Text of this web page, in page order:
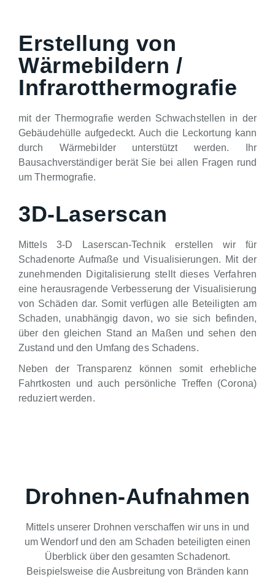
Erstellung von
Wärmebildern /
Infrarotthermografie
mit der Thermografie werden Schwachstellen in der
Gebäudehülle aufgedeckt. Auch die Leckortung kann
durch Wärmebilder unterstützt werden. Ihr
Bausachverständiger berät Sie bei allen Fragen rund
um Thermografie.
3D-Laserscan
Mittels 3-D Laserscan-Technik erstellen wir für
Schadenorte Aufmaße und Visualisierungen. Mit der
zunehmenden Digitalisierung stellt dieses Verfahren
eine herausragende Verbesserung der Visualisierung
von Schäden dar. Somit verfügen alle Beteiligten am
Schaden, unabhängig davon, wo sie sich befinden,
über den gleichen Stand an Maßen und sehen den
Zustand und den Umfang des Schadens.
Neben der Transparenz können somit erhebliche
Fahrtkosten und auch persönliche Treffen (Corona)
reduziert werden.
Drohnen-Aufnahmen
Mittels unserer Drohnen verschaffen wir uns in und
um Wendorf und den am Schaden beteiligten einen
Überblick über den gesamten Schadenort.
Beispielsweise die Ausbreitung von Bränden kann